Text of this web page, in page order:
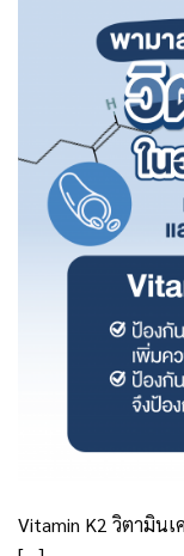
Vitamin K2 วิตามิน